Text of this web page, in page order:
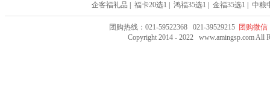
企客福礼品 福卡20选1 鸿福35选1 金福35选1 中粮
团购热线：021-59522368 021-39529215 团购微信
Copyright 2014 - 2022 www.amingsp.com